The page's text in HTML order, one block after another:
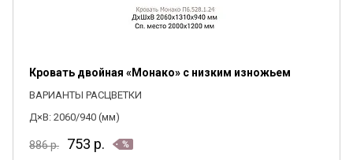
Кровать двойная «Монако» с низким изножьем
ВАРИАНТЫ РАСЦВЕТКИ
Д×В: 2060/940 (мм)
886р. 753 р.